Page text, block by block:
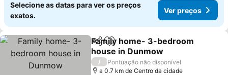
Selecione as datas para ver os preços
exatos.
Ver preços
PartilharAdicionar aos favoritos
Family home- 3-bedroom
house in Dunmow
Ver preços
/
Pontuação não disponível
a 0.7 km de Centro da cidade